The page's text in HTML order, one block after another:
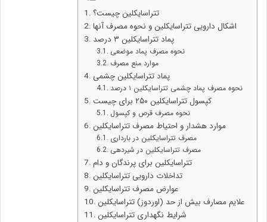
تتراسایکلین چیست؟
اشکال دارویی تتراسایکلین و نحوه مصرف آنها
پماد تتراسایکلین ۳ درصد
نحوه مصرف پماد موضعی
موارد منع مصرف
پماد تتراسایکلین چشمی
نحوه مصرف پماد چشمی تتراسایکلین ۱ درصد
کپسول تتراسایکلین ۲۵۰ برای چیست
نحوه مصرف قرص و کپسول
موارد هشدار و احتیاط مصرف تتراسایکلین
مصرف تتراسایکلین در بارداری
مصرف تتراسایکلین در شیردهی
تتراسایکلین برای پرندگان و دام
تداخلات دارویی تتراسایکلین
عوارض مصرف تتراسایکلین
علایم مصارف بیش از حد (اوردوز) تتراسایکلین
شرایط نگهداری تتراسایکلین